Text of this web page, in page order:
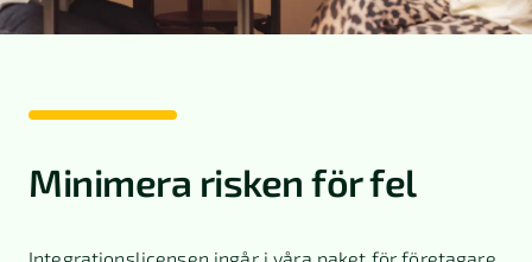
Minimera risken för fel